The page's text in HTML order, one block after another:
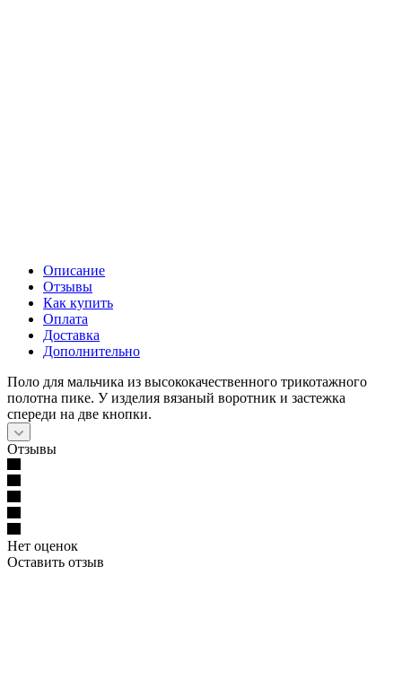
Описание
Отзывы
Как купить
Оплата
Доставка
Дополнительно
Поло для мальчика из высококачественного трикотажного
полотна пике. У изделия вязаный воротник и застежка
спереди на две кнопки.
Отзывы
Нет оценок
Оставить отзыв